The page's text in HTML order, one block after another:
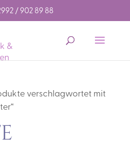
/ 902 89 88
verschlagwortet mit